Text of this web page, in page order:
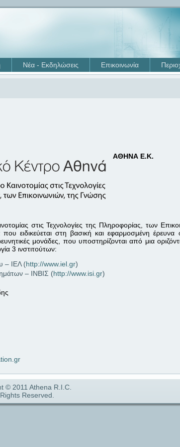
Νέα - Εκδηλώσεις Επικοινωνία
ΑΘΗΝΑ Ε.Κ.
στις Τεχνολογίες της Πληροφορίας, των
που ειδικεύεται στη βασική και εφαρμοσμένη
μονάδες, που υποστηρίζονται από μια
3 ινστιτούτων:
– ΙΕΛ (http://www.iel.gr)
– ΙΝΒΙΣ (http://www.isi.gr)
© 2011 Athena R.I.C.
Reserved.